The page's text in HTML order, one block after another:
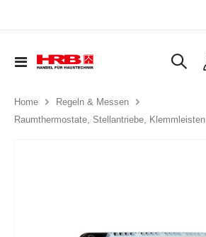
Navigation
Home
Regeln & Messen
Raumthermostate, Stellantriebe, Klemmleisten